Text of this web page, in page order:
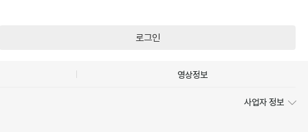
로그인
영상정보
사업자 정보